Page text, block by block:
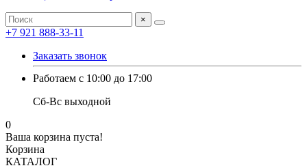
×
+7 921 888-33-11
Заказать звонок
Работаем с 10:00 до 17:00
Сб-Вс выходной
0
Ваша корзина пуста!
Корзина
КАТАЛОГ